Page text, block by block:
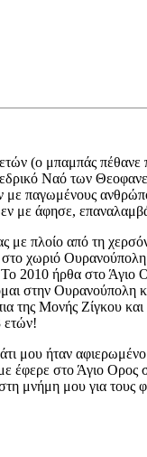
(ο μπαμπάς
Ναό των
παγωμένους
με άφησε,
πλοίο από τη
στο χωριό
ήρθα στο Άγιο
στην
της Μονής Ζίγκου
ετών!
μου ήταν
στο Άγιο Oρος
μου για τους